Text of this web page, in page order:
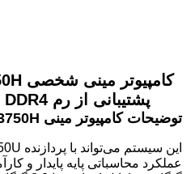
پشتیبانی از رم DDR4 و نمایشگر 4K HD
توضیحات کامپیوتر مینی AMD R7 3750H: